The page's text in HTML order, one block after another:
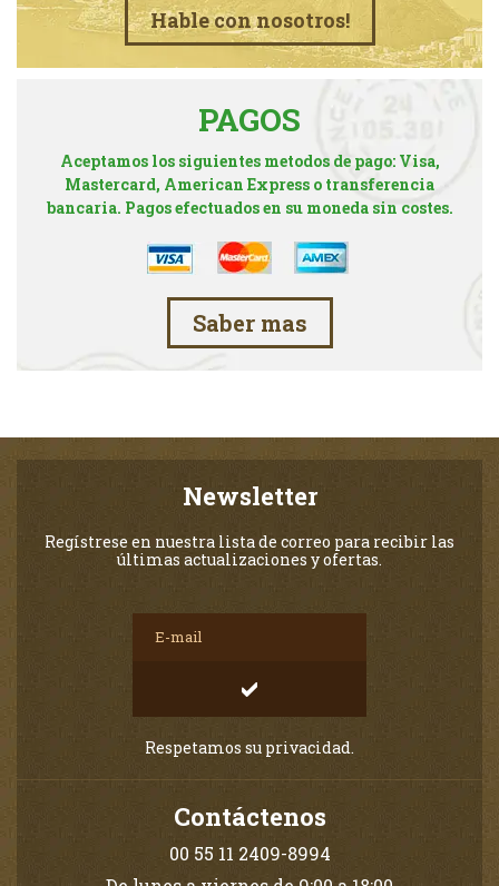
Hable con nosotros!
PAGOS
Aceptamos los siguientes metodos de pago: Visa,
Mastercard, American Express o transferencia
bancaria. Pagos efectuados en su moneda sin costes.
Saber mas
Newsletter
Regístrese en nuestra lista de correo para recibir las
últimas actualizaciones y ofertas.
Respetamos su privacidad.
Contáctenos
00 55 11 2409-8994